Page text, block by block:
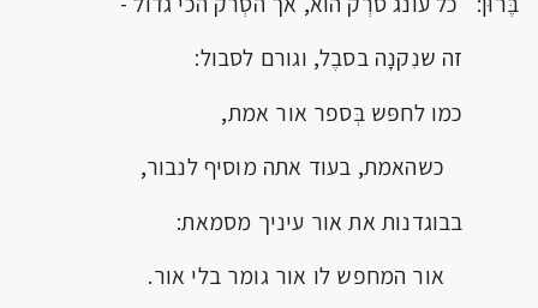
זה שנִקנָה בסבֶל, וגורם לסבול:
כמו לחפּש בְּספר אור אמת,
כשהאמת, בעוד אתה מוסיף לנבור,
בבוגדנות את אור עיניך מסמאת:
אור המחפש לו אור גומר בלי אור.